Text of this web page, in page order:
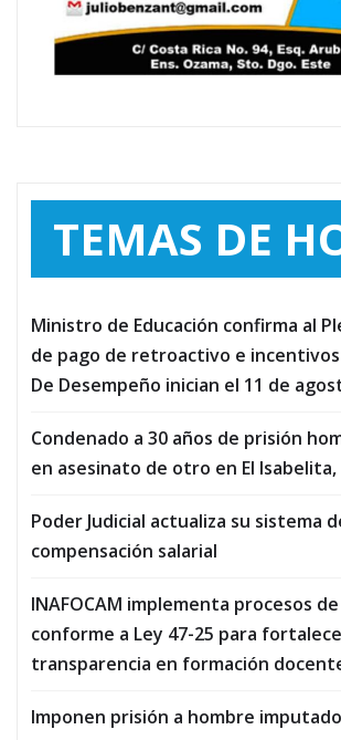
TEMAS DE
Ministro de Educación confirma al
de pago de retroactivo e
De Desempeño inician el 11 de
Condenado a 30 años de prisión
en asesinato de otro en El Isabelita,
Poder Judicial actualiza su sistema
compensación salarial
INAFOCAM implementa procesos
conforme a Ley 47-25 para
transparencia en formación
Imponen prisión a hombre